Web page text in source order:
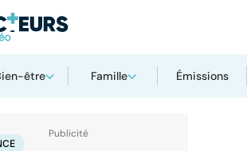
être Famille Émissions